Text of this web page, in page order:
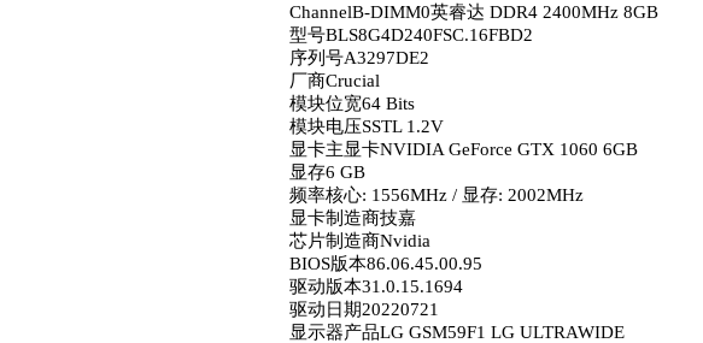
ChannelB-DIMM0英睿达 DDR4 2400MHz 8GB
型号BLS8G4D240FSC.16FBD2
序列号A3297DE2
厂商Crucial
模块位宽64 Bits
模块电压SSTL 1.2V
显卡主显卡NVIDIA GeForce GTX 1060 6GB
显存6 GB
频率核心: 1556MHz / 显存: 2002MHz
显卡制造商技嘉
芯片制造商Nvidia
BIOS版本86.06.45.00.95
驱动版本31.0.15.1694
驱动日期20220721
显示器产品LG GSM59F1 LG ULTRAWIDE